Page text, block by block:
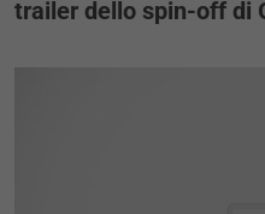
trailer dello spin-off di